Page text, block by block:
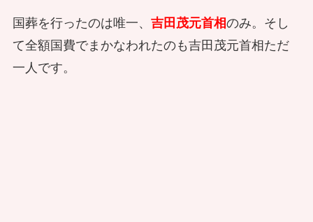
国葬を行ったのは唯一、 吉田茂元首相のみ。そし
て全額国費でまかなわれたのも吉田茂元首相ただ
一人です。